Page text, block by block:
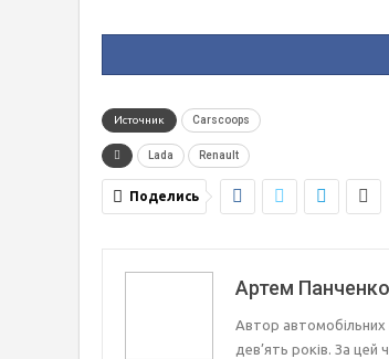
Источник Carscoops
Lada Renault
Поделись
Артем Панченко
Автор автомобільних
дев’ять років. За цей